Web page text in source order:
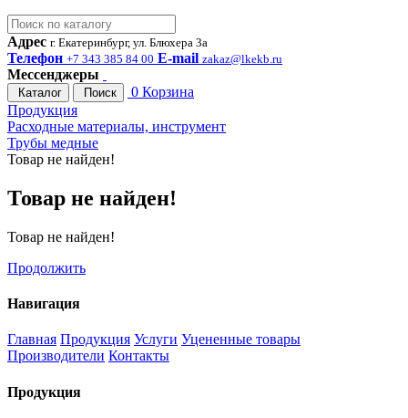
Адрес г. Екатеринбург, ул. Блюхера 3а
Телефон +7 343 385 84 00 E-mail zakaz@lkekb.ru
Мессенджеры
Каталог Поиск 0 Корзина
Продукция
Расходные материалы, инструмент
Трубы медные
Товар не найден!
Товар не найден!
Товар не найден!
Продолжить
Навигация
Главная Продукция Услуги Уцененные товары
Производители Контакты
Продукция